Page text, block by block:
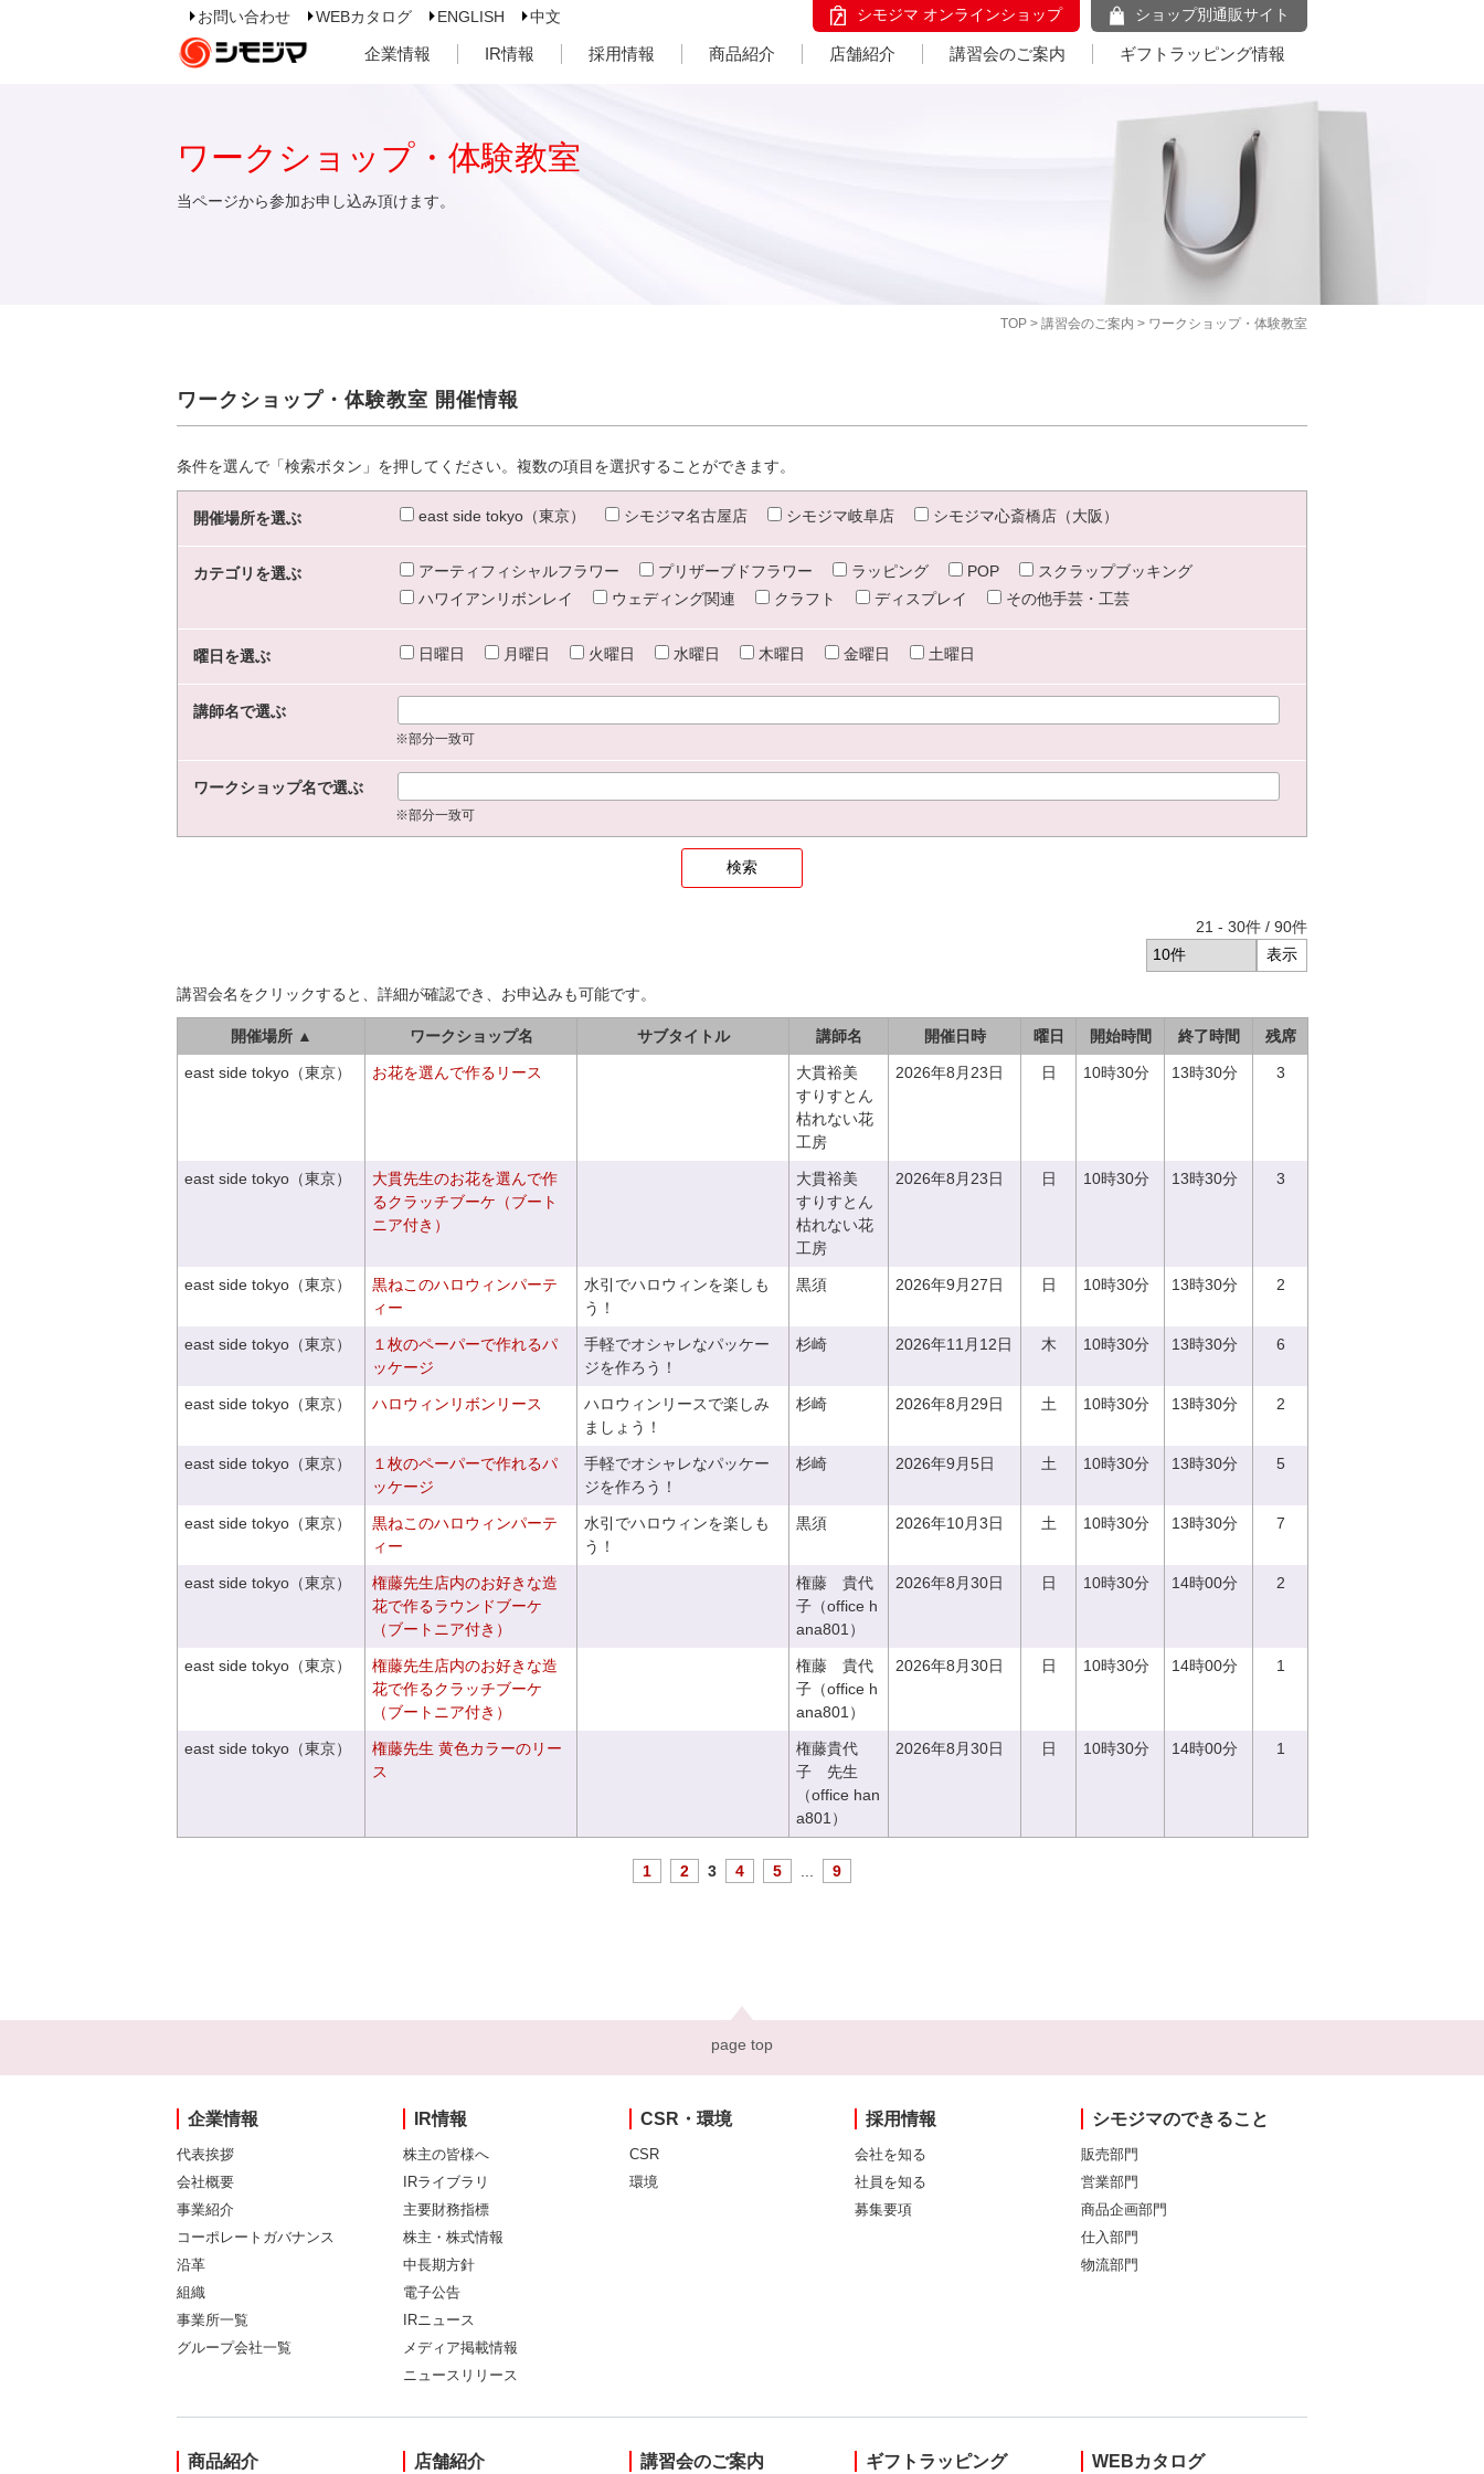
お問い合わせ WEBカタログ ENGLISH 中文 シモジマ オンラインショップ ショップ別通販サイト
企業情報 IR情報 採用情報 商品紹介 店舗紹介 講習会のご案内 ギフトラッピング情報
TOP > 講習会のご案内 > ワークショップ・体験教室
ワークショップ・体験教室
当ページから参加お申し込み頂けます。
ワークショップ・体験教室 開催情報
条件を選んで「検索ボタン」を押してください。複数の項目を選択することができます。
開催場所を選ぶ east side tokyo（東京） シモジマ名古屋店 シモジマ岐阜店 シモジマ心斎橋店（大阪）
カテゴリを選ぶ アーティフィシャルフラワー プリザーブドフラワー ラッピング POP
スクラップブッキング
ハワイアンリボンレイ
ウェディング関連 クラフト ディスプレイ その他手芸・工芸
曜日を選ぶ 日曜日 月曜日 火曜日 水曜日 木曜日 金曜日 土曜日
講師名で選ぶ
※部分一致可
ワークショップ名で選ぶ
※部分一致可
21 - 30件 / 90件
講習会名をクリックすると、詳細が確認でき、お申込みも可能です。
開催場所 ▲ ワークショップ名 サブタイトル 講師名 開催日時 曜日 開始時間 終了時間 残席
east side tokyo（東京） お花を選んで作るリース
大貫裕美
すりすとん
枯れない花
工房
2026年8月23日 日 10時30分 13時30分 3
east side tokyo（東京）
大貫先生のお花を選んで作
るクラッチブーケ（ブート
ニア付き）
大貫裕美
すりすとん
枯れない花
工房
2026年8月23日 日 10時30分 13時30分 3
east side tokyo（東京）
黒ねこのハロウィンパーテ
ィー
水引でハロウィンを楽しも
う！
黒須 2026年9月27日 日 10時30分 13時30分 2
east side tokyo（東京）
１枚のペーパーで作れるパ
ッケージ
手軽でオシャレなパッケー
ジを作ろう！
杉崎 2026年11月12日 木 10時30分 13時30分 6
east side tokyo（東京） ハロウィンリボンリース
ハロウィンリースで楽しみ
ましょう！
杉崎 2026年8月29日 土 10時30分 13時30分 2
east side tokyo（東京）
１枚のペーパーで作れるパ
ッケージ
手軽でオシャレなパッケー
ジを作ろう！
杉崎 2026年9月5日 土 10時30分 13時30分 5
east side tokyo（東京）
黒ねこのハロウィンパーテ
ィー
水引でハロウィンを楽しも
う！
黒須 2026年10月3日 土 10時30分 13時30分 7
east side tokyo（東京）
権藤先生店内のお好きな造
花で作るラウンドブーケ
（ブートニア付き）
権藤 貴代
子（office h
ana801）
2026年8月30日 日 10時30分 14時00分 2
east side tokyo（東京）
権藤先生店内のお好きな造
花で作るクラッチブーケ
（ブートニア付き）
権藤 貴代
子（office h
ana801）
2026年8月30日 日 10時30分 14時00分 1
east side tokyo（東京）
権藤先生 黄色カラーのリー
ス
権藤貴代
子 先生
（office han
a801）
2026年8月30日 日 10時30分 14時00分 1
1 2 3 4 5 9
page top
企業情報
代表挨拶
会社概要
事業紹介
コーポレートガバナンス
沿革
組織
事業所一覧
グループ会社一覧
IR情報
株主の皆様へ
IRライブラリ
主要財務指標
株主・株式情報
中長期方針
電子公告
IRニュース
メディア掲載情報
ニュースリリース
CSR・環境
CSR
環境
採用情報
会社を知る
社員を知る
募集要項
シモジマのできること
販売部門
営業部門
商品企画部門
仕入部門
物流部門
商品紹介 店舗紹介 講習会のご案内 ギフトラッピング WEBカタログ